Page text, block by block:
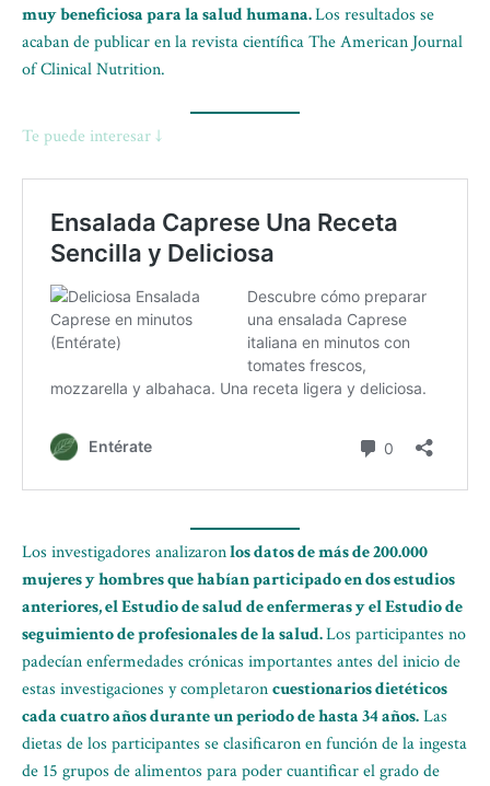
muy beneficiosa para la salud humana.Los resultados se
acaban de publicar en la revista científica The American Journal
of Clinical Nutrition.
Te puede interesar ↓
Los investigadores analizaronlos datos de más de 200.000
mujeres y hombres que habían participado en dos estudios
anteriores, el Estudio de salud de enfermeras y el Estudio de
seguimiento de profesionales de la salud.Los participantes no
padecían enfermedades crónicas importantes antes del inicio de
estas investigaciones y completaroncuestionarios dietéticos
cada cuatro años durante un periodo de hasta 34 años.Las
dietas de los participantes se clasificaron en función de la ingesta
de 15 grupos de alimentos para poder cuantificar el grado de